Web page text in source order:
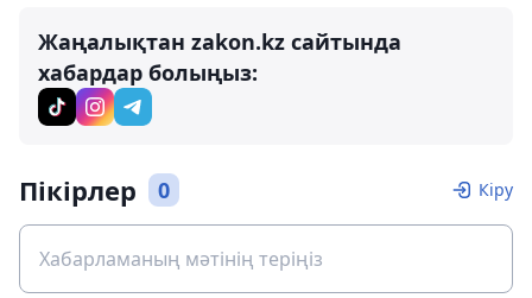
Жаңалықтан zakon.kz сайтында
хабардар болыңыз:
Пікірлер 0 Кіру